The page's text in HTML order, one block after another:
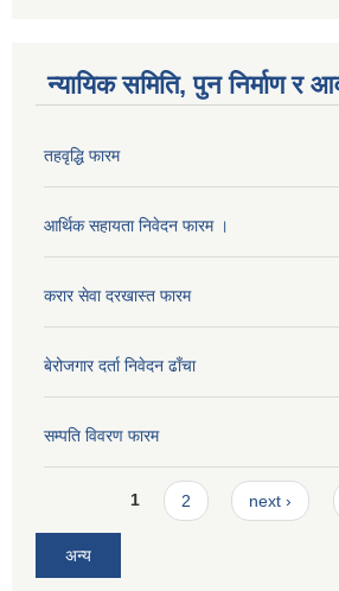
न्यायिक समिति, पुन निर्माण र
तहवृद्धि फारम
आर्थिक सहायता निवेदन फारम ।
करार सेवा दरखास्त फारम
बेरोजगार दर्ता निवेदन ढाँचा
सम्पति विवरण फारम
Pages1 2 next ›
अन्य